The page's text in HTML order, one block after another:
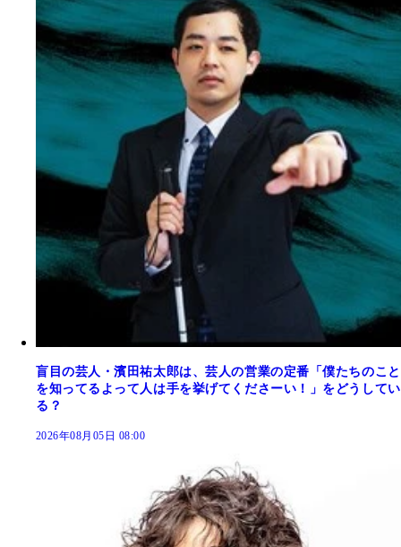
盲目の芸人・濱田祐太郎は、芸人の営業の定番「僕たちのこと
を知ってるよって人は手を挙げてくださーい！」をどうしてい
る？
2026年08月05日 08:00